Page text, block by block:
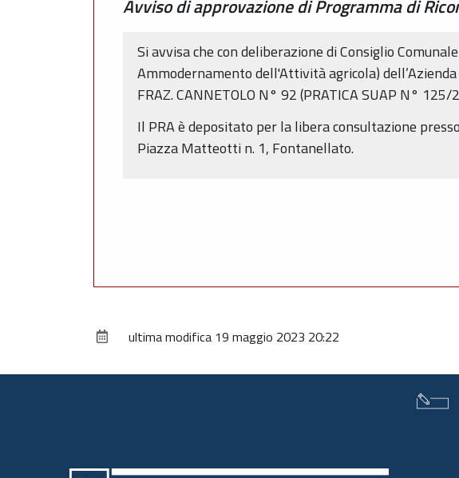
Avviso di approvazione di Programma di
Si avvisa che con deliberazione di Consiglio
Ammodernamento dell'Attività agricola) dell’Azienda
FRAZ. CANNETOLO N° 92 (PRATICA SUAP N° 125/
Il PRA è depositato per la libera consultazione
Piazza Matteotti n. 1, Fontanellato.
ultima modifica 19 maggio 2023 20:22